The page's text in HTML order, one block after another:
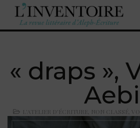
« draps »,
Aebi
L'ATELIER D'ÉCRITURE NON CLASSÉ